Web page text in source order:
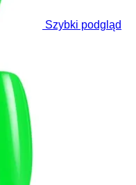
Szybki podgląd